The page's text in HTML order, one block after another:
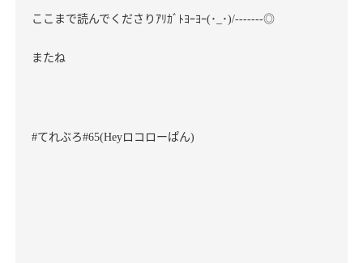
ここまで読んでくださりｱﾘｶﾞﾄﾖｰﾖｰ(･ ･)/-------◎
またね
#てれぶろ#65(Heyロコローぱん)